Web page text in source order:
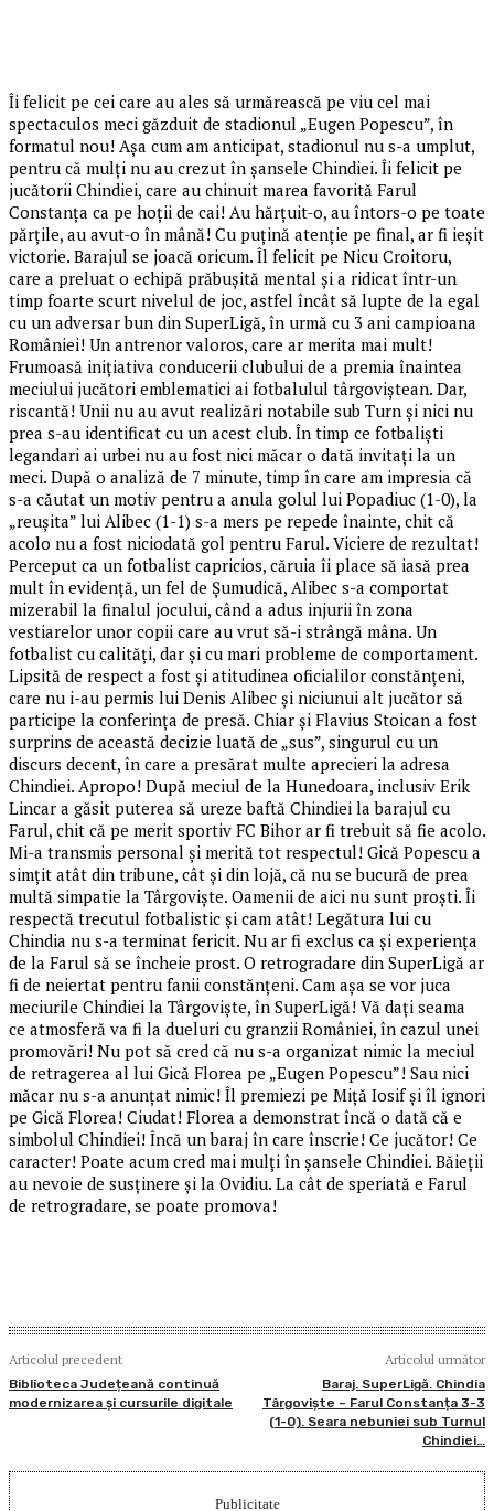
Îi felicit pe cei care au ales să urmărească pe viu cel mai
spectaculos meci găzduit de stadionul „Eugen Popescu”, în
formatul nou! Așa cum am anticipat, stadionul nu s-a umplut,
pentru că mulți nu au crezut în șansele Chindiei. Îi felicit pe
jucătorii Chindiei, care au chinuit marea favorită Farul
Constanța ca pe hoții de cai! Au hărțuit-o, au întors-o pe toate
părțile, au avut-o în mână! Cu puțină atenție pe final, ar fi ieșit
victorie. Barajul se joacă oricum. Îl felicit pe Nicu Croitoru,
care a preluat o echipă prăbușită mental și a ridicat într-un
timp foarte scurt nivelul de joc, astfel încât să lupte de la egal
cu un adversar bun din SuperLigă, în urmă cu 3 ani campioana
României! Un antrenor valoros, care ar merita mai mult!
Frumoasă inițiativa conducerii clubului de a premia înaintea
meciului jucători emblematici ai fotbalulul târgoviștean. Dar,
riscantă! Unii nu au avut realizări notabile sub Turn și nici nu
prea s-au identificat cu un acest club. În timp ce fotbaliști
legandari ai urbei nu au fost nici măcar o dată invitați la un
meci. După o analiză de 7 minute, timp în care am impresia că
s-a căutat un motiv pentru a anula golul lui Popadiuc (1-0), la
„reușita” lui Alibec (1-1) s-a mers pe repede înainte, chit că
acolo nu a fost niciodată gol pentru Farul. Viciere de rezultat!
Perceput ca un fotbalist capricios, căruia îi place să iasă prea
mult în evidență, un fel de Șumudică, Alibec s-a comportat
mizerabil la finalul jocului, când a adus injurii în zona
vestiarelor unor copii care au vrut să-i strângă mâna. Un
fotbalist cu calități, dar și cu mari probleme de comportament.
Lipsită de respect a fost și atitudinea oficialilor constănțeni,
care nu i-au permis lui Denis Alibec și niciunui alt jucător să
participe la conferința de presă. Chiar și Flavius Stoican a fost
surprins de această decizie luată de „sus”, singurul cu un
discurs decent, în care a presărat multe aprecieri la adresa
Chindiei. Apropo! După meciul de la Hunedoara, inclusiv Erik
Lincar a găsit puterea să ureze baftă Chindiei la barajul cu
Farul, chit că pe merit sportiv FC Bihor ar fi trebuit să fie acolo.
Mi-a transmis personal și merită tot respectul! Gică Popescu a
simțit atât din tribune, cât și din lojă, că nu se bucură de prea
multă simpatie la Târgoviște. Oamenii de aici nu sunt proști. Îi
respectă trecutul fotbalistic și cam atât! Legătura lui cu
Chindia nu s-a terminat fericit. Nu ar fi exclus ca și experiența
de la Farul să se încheie prost. O retrogradare din SuperLigă ar
fi de neiertat pentru fanii constănțeni. Cam așa se vor juca
meciurile Chindiei la Târgoviște, în SuperLigă! Vă dați seama
ce atmosferă va fi la dueluri cu granzii României, în cazul unei
promovări! Nu pot să cred că nu s-a organizat nimic la meciul
de retragerea al lui Gică Florea pe „Eugen Popescu”! Sau nici
măcar nu s-a anunțat nimic! Îl premiezi pe Miță Iosif și îl ignori
pe Gică Florea! Ciudat! Florea a demonstrat încă o dată că e
simbolul Chindiei! Încă un baraj în care înscrie! Ce jucător! Ce
caracter! Poate acum cred mai mulți în șansele Chindiei. Băieții
au nevoie de susținere și la Ovidiu. La cât de speriată e Farul
de retrogradare, se poate promova!
Articolul precedent
Biblioteca Județeană continuă
modernizarea și cursurile digitale
Articolul următor
Baraj. SuperLigă. Chindia
Târgoviște – Farul Constanța 3-3
(1-0). Seara nebuniei sub Turnul
Chindiei…
Publicitate